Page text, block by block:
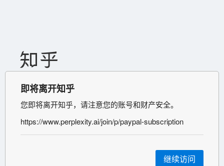
即将离开知乎
您即将离开知乎，请注意您的账号和财产安全。
https://www.perplexity.ai/join/p/paypal-subscription
继续访问